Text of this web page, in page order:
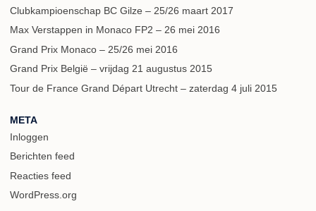
Clubkampioenschap BC Gilze – 25/26 maart 2017
Max Verstappen in Monaco FP2 – 26 mei 2016
Grand Prix Monaco – 25/26 mei 2016
Grand Prix België – vrijdag 21 augustus 2015
Tour de France Grand Départ Utrecht – zaterdag 4 juli 2015
META
Inloggen
Berichten feed
Reacties feed
WordPress.org